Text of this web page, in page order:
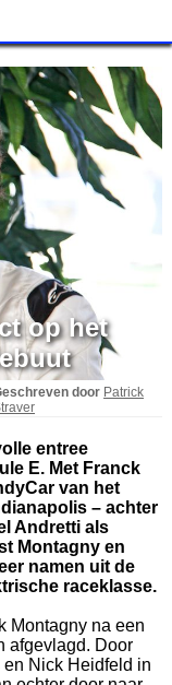
op het
door Patrick
entree
E. Met Franck
van het
– achter
Andretti als
Montagny en
namen uit de
raceklasse.
Montagny na een
afgevlagd. Door
Nick Heidfeld in